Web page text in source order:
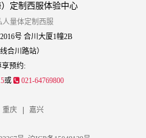
定制西服体验中心
人量体定制西服
号 合川大厦1幢2B
合川路站）
享预约:
或 021-64769800
重庆 | 嘉兴